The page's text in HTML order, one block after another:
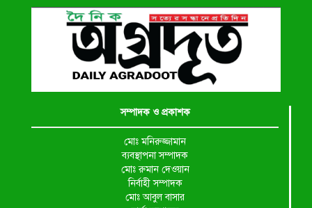
সম্পাদক ও প্রকাশক
মোঃ মনিরুজ্জামান
ব্যবস্থাপনা সম্পাদক
মোঃ রুমান দেওয়ান
নির্বাহী সম্পাদক
মোঃ আবুল বাসার